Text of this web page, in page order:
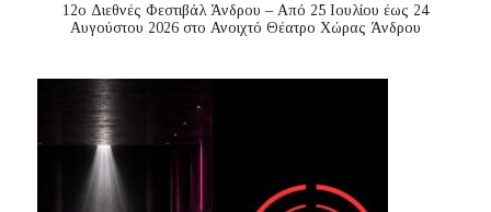
12ο Διεθνές Φεστιβάλ Άνδρου – Από 25 Ιουλίου έως 24
Αυγούστου 2026 στο Ανοιχτό Θέατρο Χώρας Άνδρου